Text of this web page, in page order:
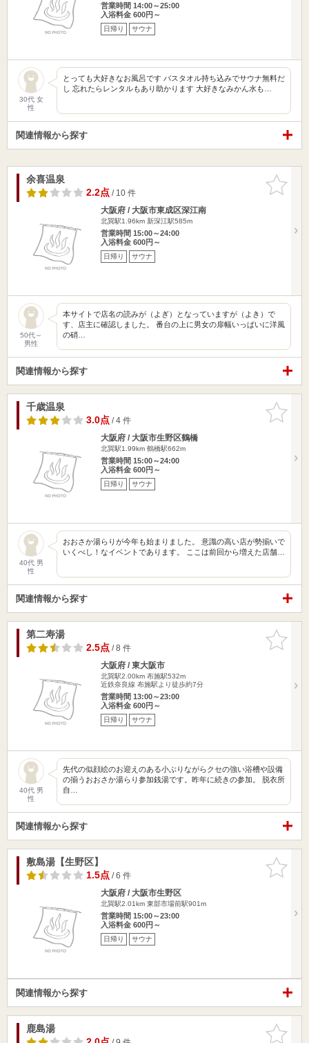
営業時間 14:00～25:00
入浴料金 600円～
日帰り サウナ
30代 女
性
とっても大好きなお風呂です バスタオル持ち込みでサウナ無料だ
し 忘れたらレンタルもあり助かります 大好きなみかん水も…
関連情報から探す
お気に入
りに追加
余喜温泉
2.2点/ 10 件
大阪府 / 大阪市東成区深江南
北巽駅1.96km 新深江駅585m
営業時間 15:00～24:00
入浴料金 600円～
日帰り サウナ
50代～
男性
本サイトで店名の読みが（よぎ）となっていますが（よき）で
す、店主に確認しました。 番台の上に男女の扉幅いっぱいに洋風
の硝…
関連情報から探す
お気に入
りに追加
千歳温泉
3.0点/ 4 件
大阪府 / 大阪市生野区鶴橋
北巽駅1.99km 鶴橋駅662m
営業時間 15:00～24:00
入浴料金 600円～
日帰り サウナ
40代 男
性
おおさか湯らりが今年も始まりました。 意識の高い店が勢揃いで
いくべし！なイベントであります。 ここは前回から増えた店舗…
関連情報から探す
お気に入
りに追加
第二寿湯
2.5点/ 8 件
大阪府 / 東大阪市
北巽駅2.00km 布施駅532m
近鉄奈良線 布施駅より徒歩約7分
営業時間 13:00～23:00
入浴料金 600円～
日帰り サウナ
40代 男
性
先代の似顔絵のお迎えのある小ぶりながらクセの強い浴槽や設備
の揃うおおさか湯らり参加銭湯です。昨年に続きの参加。 脱衣所
自…
関連情報から探す
お気に入
りに追加
敷島湯【生野区】
1.5点/ 6 件
大阪府 / 大阪市生野区
北巽駅2.01km 東部市場前駅901m
営業時間 15:00～23:00
入浴料金 600円～
日帰り サウナ
関連情報から探す
お気に入
りに追加
鹿島湯